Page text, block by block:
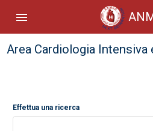
menu
Area Cardiologia
Effettua una ricerca